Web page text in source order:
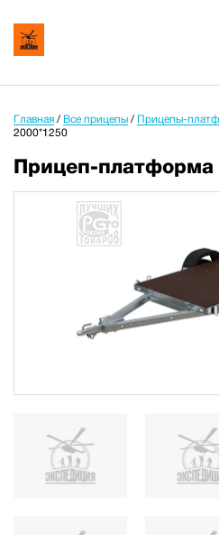
Главная / Все прицепы / Прицепы-
2000*1250
Прицеп-платформа